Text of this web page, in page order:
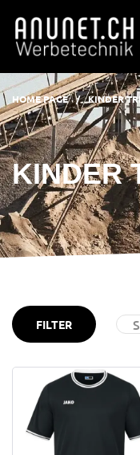
KINDER
HOME PAGE / KINDER
FILTER